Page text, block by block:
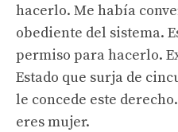
hacerlo. Me había
obediente del sistema.
permiso para hacerlo.
Estado que surja de
le concede este
eres mujer.